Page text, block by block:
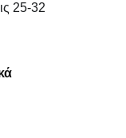
25-32